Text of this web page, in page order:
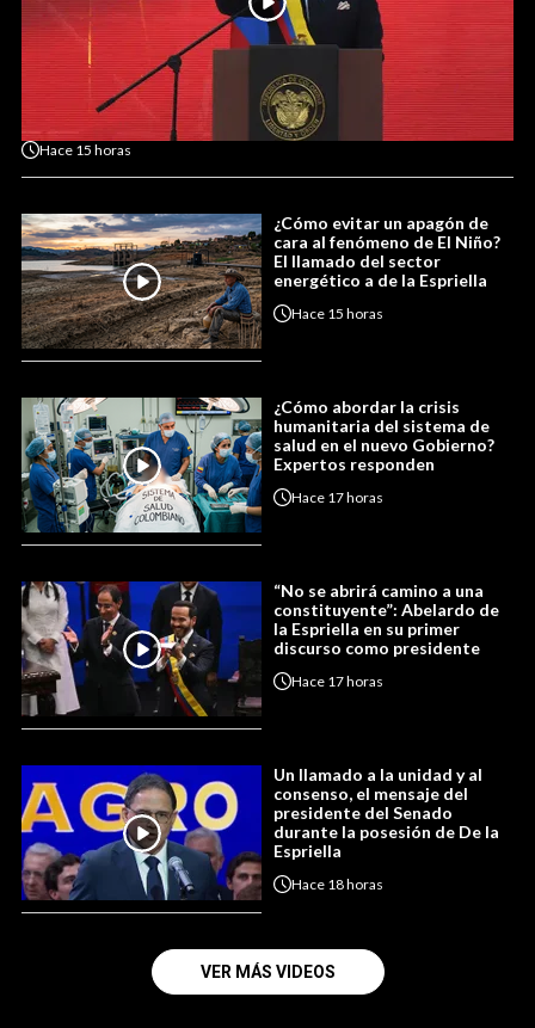
Hace 15 horas
¿Cómo evitar un apagón de
cara al fenómeno de El Niño?
El llamado del sector
energético a de la Espriella
Hace 15 horas
¿Cómo abordar la crisis
humanitaria del sistema de
salud en el nuevo Gobierno?
Expertos responden
Hace 17 horas
“No se abrirá camino a una
constituyente”: Abelardo de
la Espriella en su primer
discurso como presidente
Hace 17 horas
Un llamado a la unidad y al
consenso, el mensaje del
presidente del Senado
durante la posesión de De la
Espriella
Hace 18 horas
VER MÁS VIDEOS